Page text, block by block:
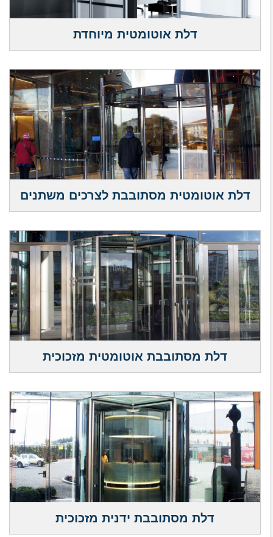
דלת אוטומטית מיוחדת
דלת אוטומטית מסתובבת לצרכים משתנים
דלת מסתובבת אוטומטית מזכוכית
דלת מסתובבת ידנית מזכוכית